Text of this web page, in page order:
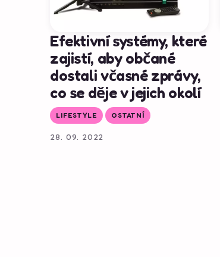
Efektivní systémy, které
zajistí, aby občané
dostali včasné zprávy,
co se děje v jejich okolí
LIFESTYLE OSTATNÍ
28. 09. 2022